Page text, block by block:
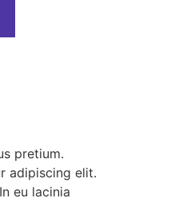
pretium.
adipiscing elit.
eu lacinia